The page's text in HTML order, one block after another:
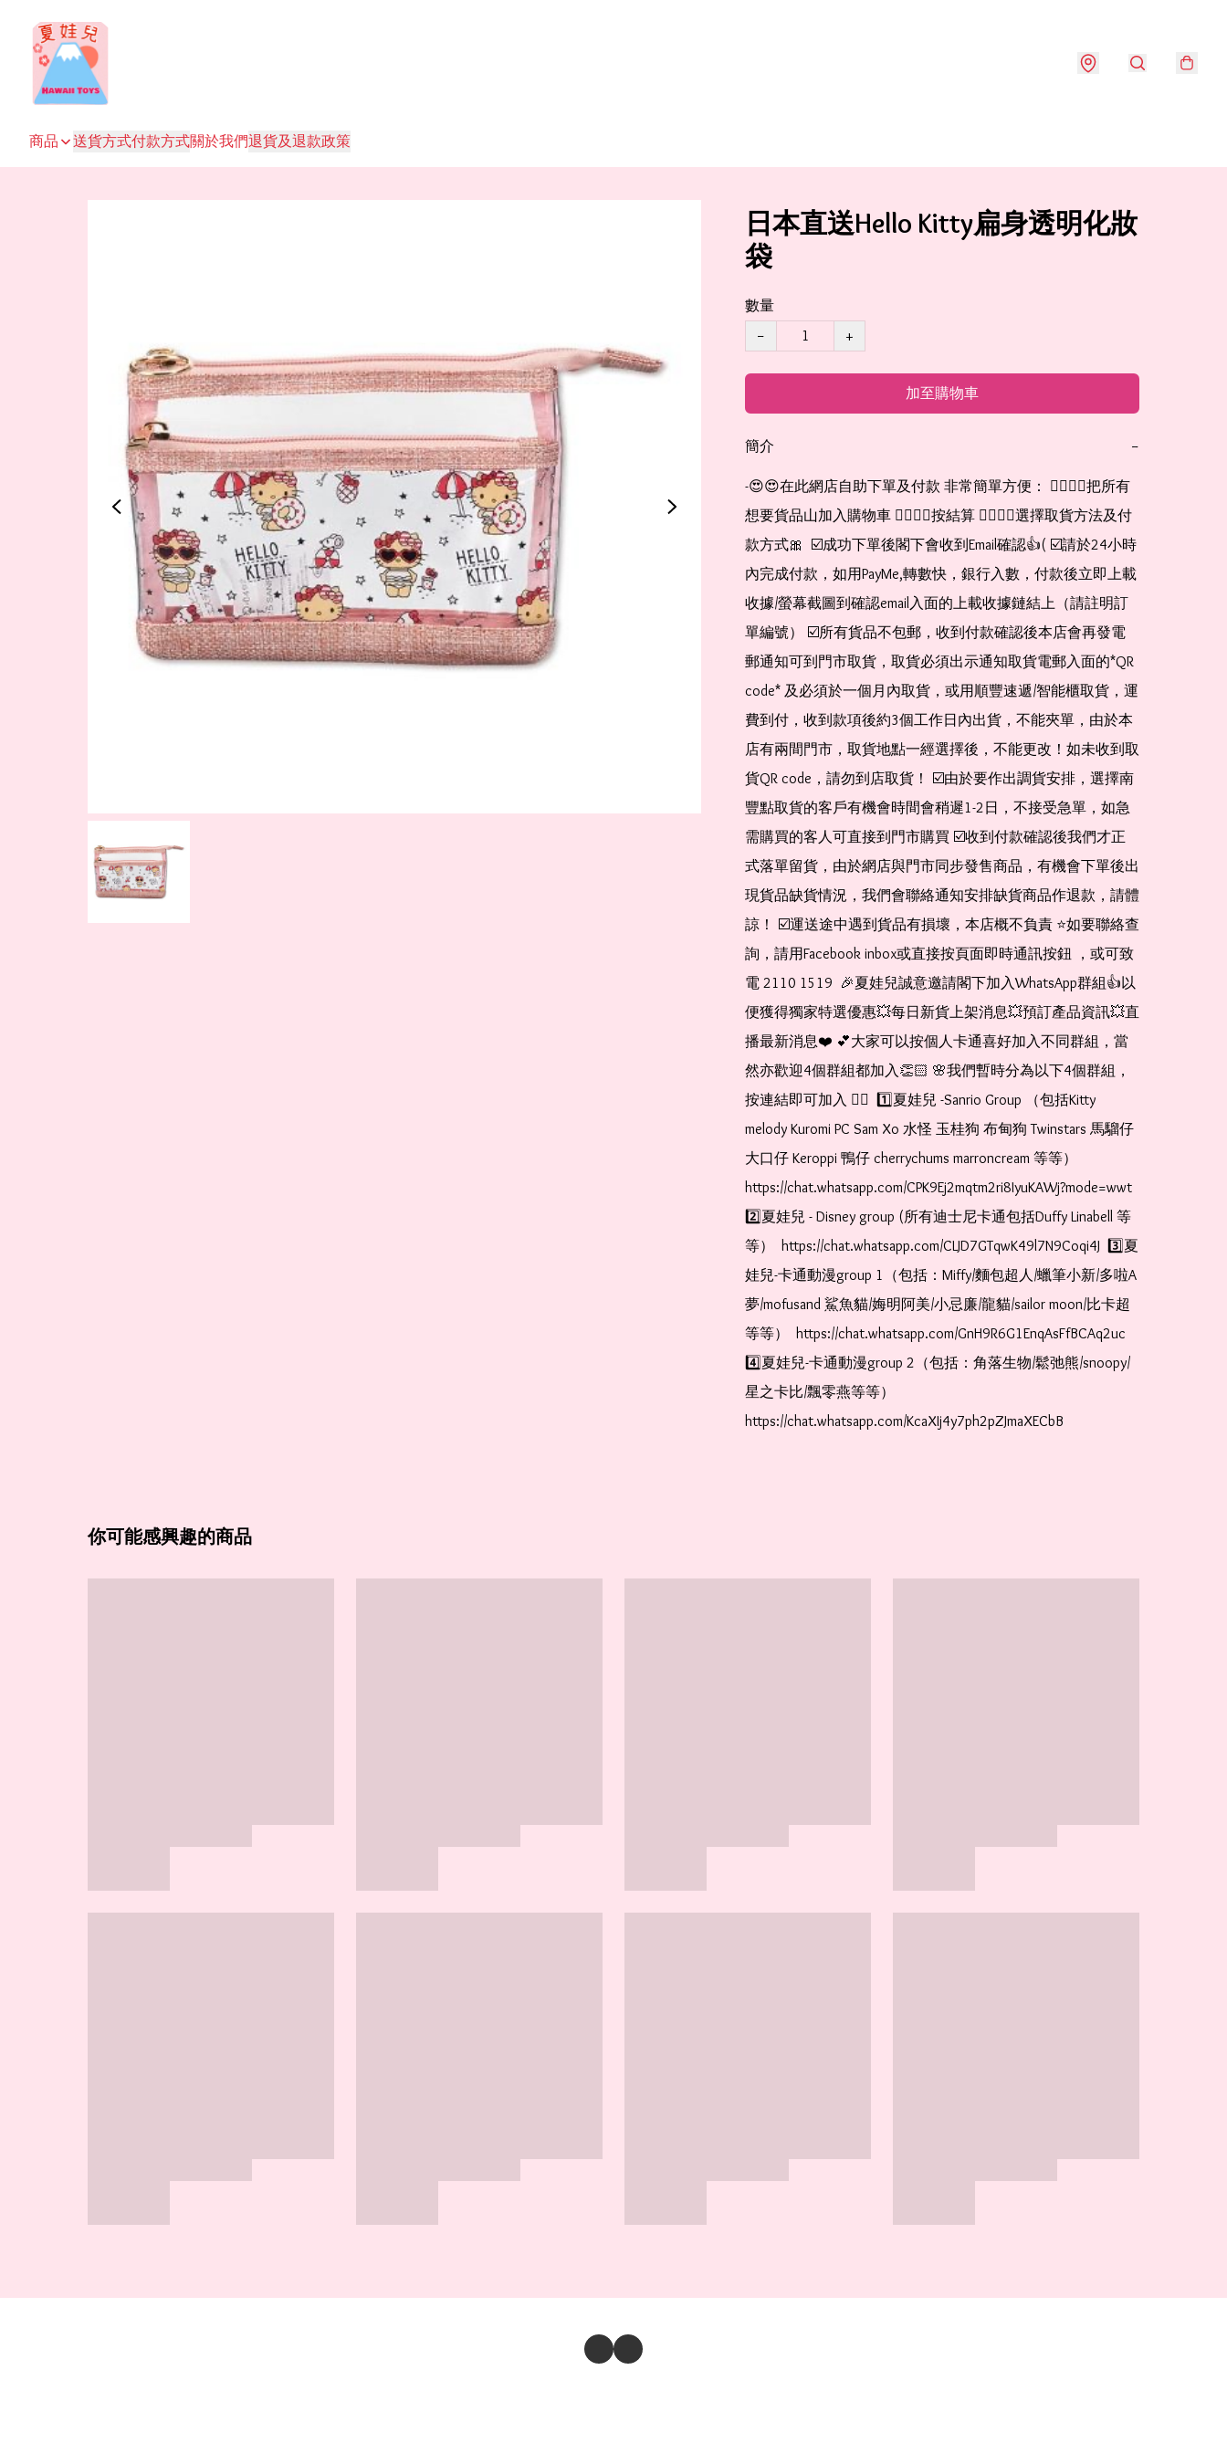
商品 送貨方式付款方式關於我們退貨及退款政策
日本直送Hello Kitty扁身透明化妝
袋
數量
−
+
加至購物車
簡介 −
-😍😍在此網店自助下單及付款 非常簡單方便： 👉🏻👉🏻把所有
想要貨品山加入購物車 👉🏻👉🏻按結算 👉🏻👉🏻選擇取貨方法及付
款方式🎀  ☑️成功下單後閣下會收到Email確認👍( ☑️請於24小時
內完成付款，如用PayMe,轉數快，銀行入數，付款後立即上載
收據/螢幕截圖到確認email入面的上載收據鏈結上（請註明訂
單編號） ☑️所有貨品不包郵，收到付款確認後本店會再發電
郵通知可到門市取貨，取貨必須出示通知取貨電郵入面的*QR
code* 及必須於一個月內取貨，或用順豐速遞/智能櫃取貨，運
費到付，收到款項後約3個工作日內出貨，不能夾單，由於本
店有兩間門市，取貨地點一經選擇後，不能更改！如未收到取
貨QR code，請勿到店取貨！ ☑️由於要作出調貨安排，選擇南
豐點取貨的客戶有機會時間會稍遲1-2日，不接受急單，如急
需購買的客人可直接到門市購買 ☑️收到付款確認後我們才正
式落單留貨，由於網店與門市同步發售商品，有機會下單後出
現貨品缺貨情況，我們會聯絡通知安排缺貨商品作退款，請體
諒！ ☑️運送途中遇到貨品有損壞，本店概不負責 ⭐️如要聯絡查
詢，請用Facebook inbox或直接按頁面即時通訊按鈕 ，或可致
電 2110 1519  🎉夏娃兒誠意邀請閣下加入WhatsApp群組👍以
便獲得獨家特選優惠💥每日新貨上架消息💥預訂產品資訊💥直
播最新消息❤️ 💕大家可以按個人卡通喜好加入不同群組，當
然亦歡迎4個群組都加入👏🏻 🌸我們暫時分為以下4個群組，
按連結即可加入 👇🏻  1️⃣夏娃兒 -Sanrio Group （包括Kitty
melody Kuromi PC Sam Xo 水怪 玉桂狗 布甸狗 Twinstars 馬騮仔
大口仔 Keroppi 鴨仔 cherrychums marroncream 等等）
https://chat.whatsapp.com/CPK9Ej2mqtm2ri8IyuKAWj?mode=wwt
2️⃣夏娃兒 - Disney group (所有迪士尼卡通包括Duffy Linabell 等
等）  https://chat.whatsapp.com/CLJD7GTqwK49l7N9Coqi4J  3️⃣夏
娃兒-卡通動漫group 1（包括：Miffy/麵包超人/蠟筆小新/多啦A
夢/mofusand 鯊魚貓/娒明阿美/小忌廉/龍貓/sailor moon/比卡超
等等）  https://chat.whatsapp.com/GnH9R6G1EnqAsFfBCAq2uc
4️⃣夏娃兒-卡通動漫group 2（包括：角落生物/鬆弛熊/snoopy/
星之卡比/飄零燕等等）
https://chat.whatsapp.com/KcaXIj4y7ph2pZJmaXECbB
你可能感興趣的商品